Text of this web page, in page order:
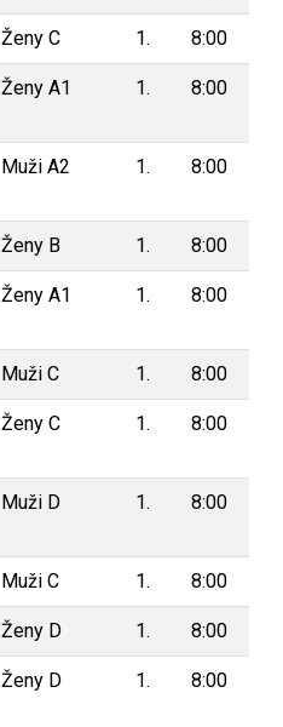
Ženy C 1. 8:00
Ženy A1 1. 8:00
Muži A2 1. 8:00
Ženy B 1. 8:00
Ženy A1 1. 8:00
Muži C 1. 8:00
Ženy C 1. 8:00
Muži D 1. 8:00
Muži C 1. 8:00
Ženy D 1. 8:00
Ženy D 1. 8:00